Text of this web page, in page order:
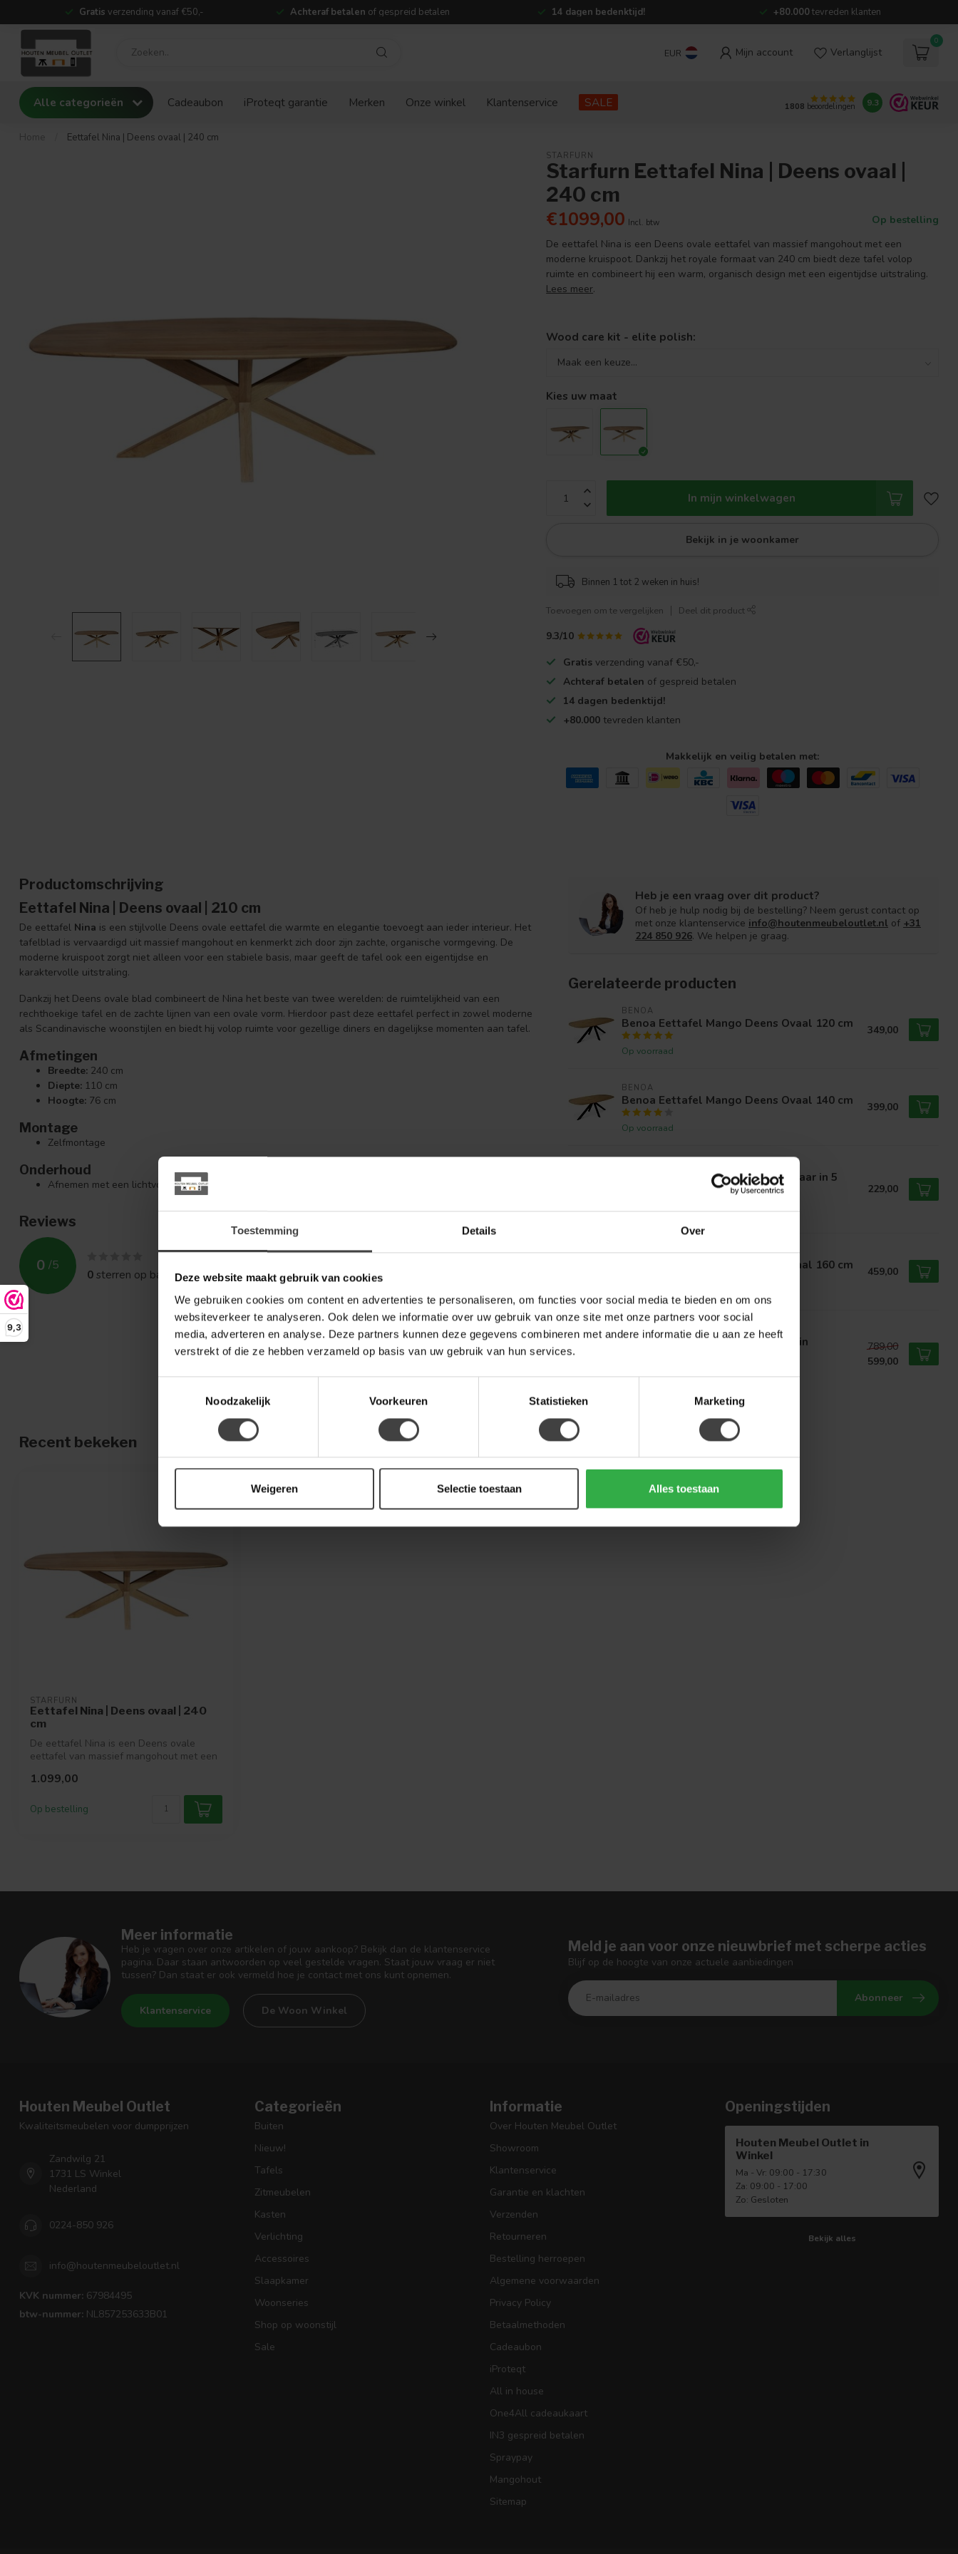
Toestemming Details Over
Deze website maakt gebruik van cookies
We gebruiken cookies om content en advertenties te personaliseren, om functies voor social media te bieden en om ons
websiteverkeer te analyseren. Ook delen we informatie over uw gebruik van onze site met onze partners voor social
media, adverteren en analyse. Deze partners kunnen deze gegevens combineren met andere informatie die u aan ze heeft
verstrekt of die ze hebben verzameld op basis van uw gebruik van hun services.
Noodzakelijk
Voorkeuren Statistieken Marketing
Weigeren Selectie toestaan Alles toestaan
9,3
Gratis verzending vanaf €50,- Achteraf betalen of gespreid betalen 14 dagen bedenktijd! +80.000tevreden klanten
EUR Mijn account Verlanglijst
0
Alle categorieën Cadeaubon iProteqt garantie Merken Onze winkel Klantenservice SALE 1808 beoordelingen 9.3
Home Eettafel Nina | Deens ovaal | 240 cm
STARFURN
Starfurn Eettafel Nina | Deens ovaal |
240 cm
€1099,00 Incl. btw
Op bestelling
De eettafel Nina is een Deens ovale eettafel van massief mangohout met een
moderne kruispoot. Dankzij het royale formaat van 240 cm biedt deze tafel volop
ruimte en combineert hij een warm, organisch design met een eigentijdse uitstraling.
Lees meer.
Wood care kit - elite polish:
Kies uw maat
In mijn winkelwagen
Bekijk in je woonkamer
Binnen 1 tot 2 weken in huis!
Toevoegen om te vergelijken Deel dit product
9.3/10
Gratis verzending vanaf €50,-
Achteraf betalen of gespreid betalen
14 dagen bedenktijd!
+80.000 tevreden klanten
Makkelijk en veilig betalen met:
Productomschrijving
Eettafel Nina | Deens ovaal | 210 cm
De eettafel Nina is een stijlvolle Deens ovale eettafel die warmte en elegantie toevoegt aan ieder interieur. Het
tafelblad is vervaardigd uit massief mangohout en kenmerkt zich door zijn zachte, organische vormgeving. De
moderne kruispoot zorgt niet alleen voor een stabiele basis, maar geeft de tafel ook een eigentijdse en
karaktervolle uitstraling.
Dankzij het Deens ovale blad combineert de Nina het beste van twee werelden: de ruimtelijkheid van een
rechthoekige tafel en de zachte lijnen van een ovale vorm. Hierdoor past deze eettafel perfect in zowel moderne
als Scandinavische woonstijlen en biedt hij volop ruimte voor gezellige diners en dagelijkse momenten aan tafel.
Afmetingen
Breedte: 240 cm
Diepte: 110 cm
Hoogte: 76 cm
Montage
Zelfmontage
Onderhoud
Afnemen met een lichtvochtige doek
Reviews
0 /5
0sterren op basis van0 beoordelingen
Heb je een vraag over dit product?
Of heb je hulp nodig bij de bestelling? Neem gerust contact op
met onze klantenservice info@houtenmeubeloutlet.nl of +31
224 850 926. We helpen je graag.
Gerelateerde producten
BENOA
Benoa Eettafel Mango Deens Ovaal 120 cm
Op voorraad
349,00
BENOA
Benoa Eettafel Mango Deens Ovaal 140 cm
Op voorraad
399,00
Benoa Eettafel Mango - verkrijgbaar in 5
Op voorraad
229,00
BENOA
Benoa Eettafel Mango Deens Ovaal 160 cm 459,00
NIJWIE
Nijwie Eettafel Taurus Mango bruin
Op voorraad
789,00
599,00
Recent bekeken
STARFURN
Eettafel Nina | Deens ovaal | 240
cm
De eettafel Nina is een Deens ovale
eettafel van massief mangohout met een
1.099,00
Op bestelling
Meer informatie
Heb je vragen over onze artikelen of jouw aankoop? Bekijk dan de klantenservice
pagina. Daar staan antwoorden op veel gestelde vragen. Staat jouw vraag er niet
tussen? Dan staat er ook vermeld hoe je contact met ons kunt opnemen.
Klantenservice De Woon Winkel
Meld je aan voor onze nieuwbrief met scherpe acties
Blijf op de hoogte van onze actuele aanbiedingen
Abonneer
Houten Meubel Outlet
Kwaliteitsmeubelen voor dumpprijzen
Zandwilg 21
1731 LS Winkel
Nederland
0224-850 926
info@houtenmeubeloutlet.nl
KVK nummer: 67984495
btw-nummer: NL857253633B01
Categorieën
Buiten
Nieuw!
Tafels
Zitmeubelen
Kasten
Verlichting
Accessoires
Slaapkamer
Woonseries
Shop op woonstijl
Sale
Informatie
Over Houten Meubel Outlet
Showroom
Klantenservice
Garantie en klachten
Verzenden
Retourneren
Bestelling herroepen
Algemene voorwaarden
Privacy Policy
Betaalmethoden
Cadeaubon
iProteqt
All in house
One4All cadeaukaart
IN3 gespreid betalen
Spraypay
Mangohout
Sitemap
Openingstijden
Houten Meubel Outlet in
Winkel
Ma - Vr: 09:00 - 17:30
Za: 09:00 - 17:00
Zo: Gesloten
Bekijk alles